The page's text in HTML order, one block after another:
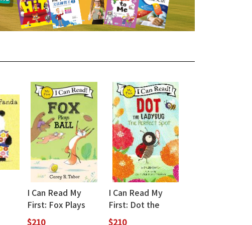
I Can Read My
First: Fox Plays
Ball
$210
I Can Read My
First: Dot the
Ladybug: The
$210